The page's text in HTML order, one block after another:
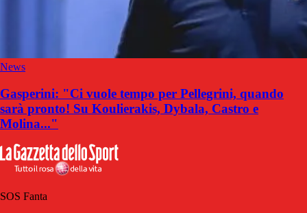
News
Gasperini: "Ci vuole tempo per Pellegrini, quando
sarà pronto! Su Koulierakis, Dybala, Castro e
Molina..."
SOS Fanta